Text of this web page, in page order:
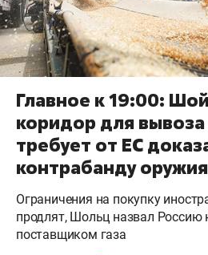
Главное к 19:00:
коридор для
требует от ЕС
контрабанду оружия
Ограничения на покупку
продлят, Шольц назвал
поставщиком газа